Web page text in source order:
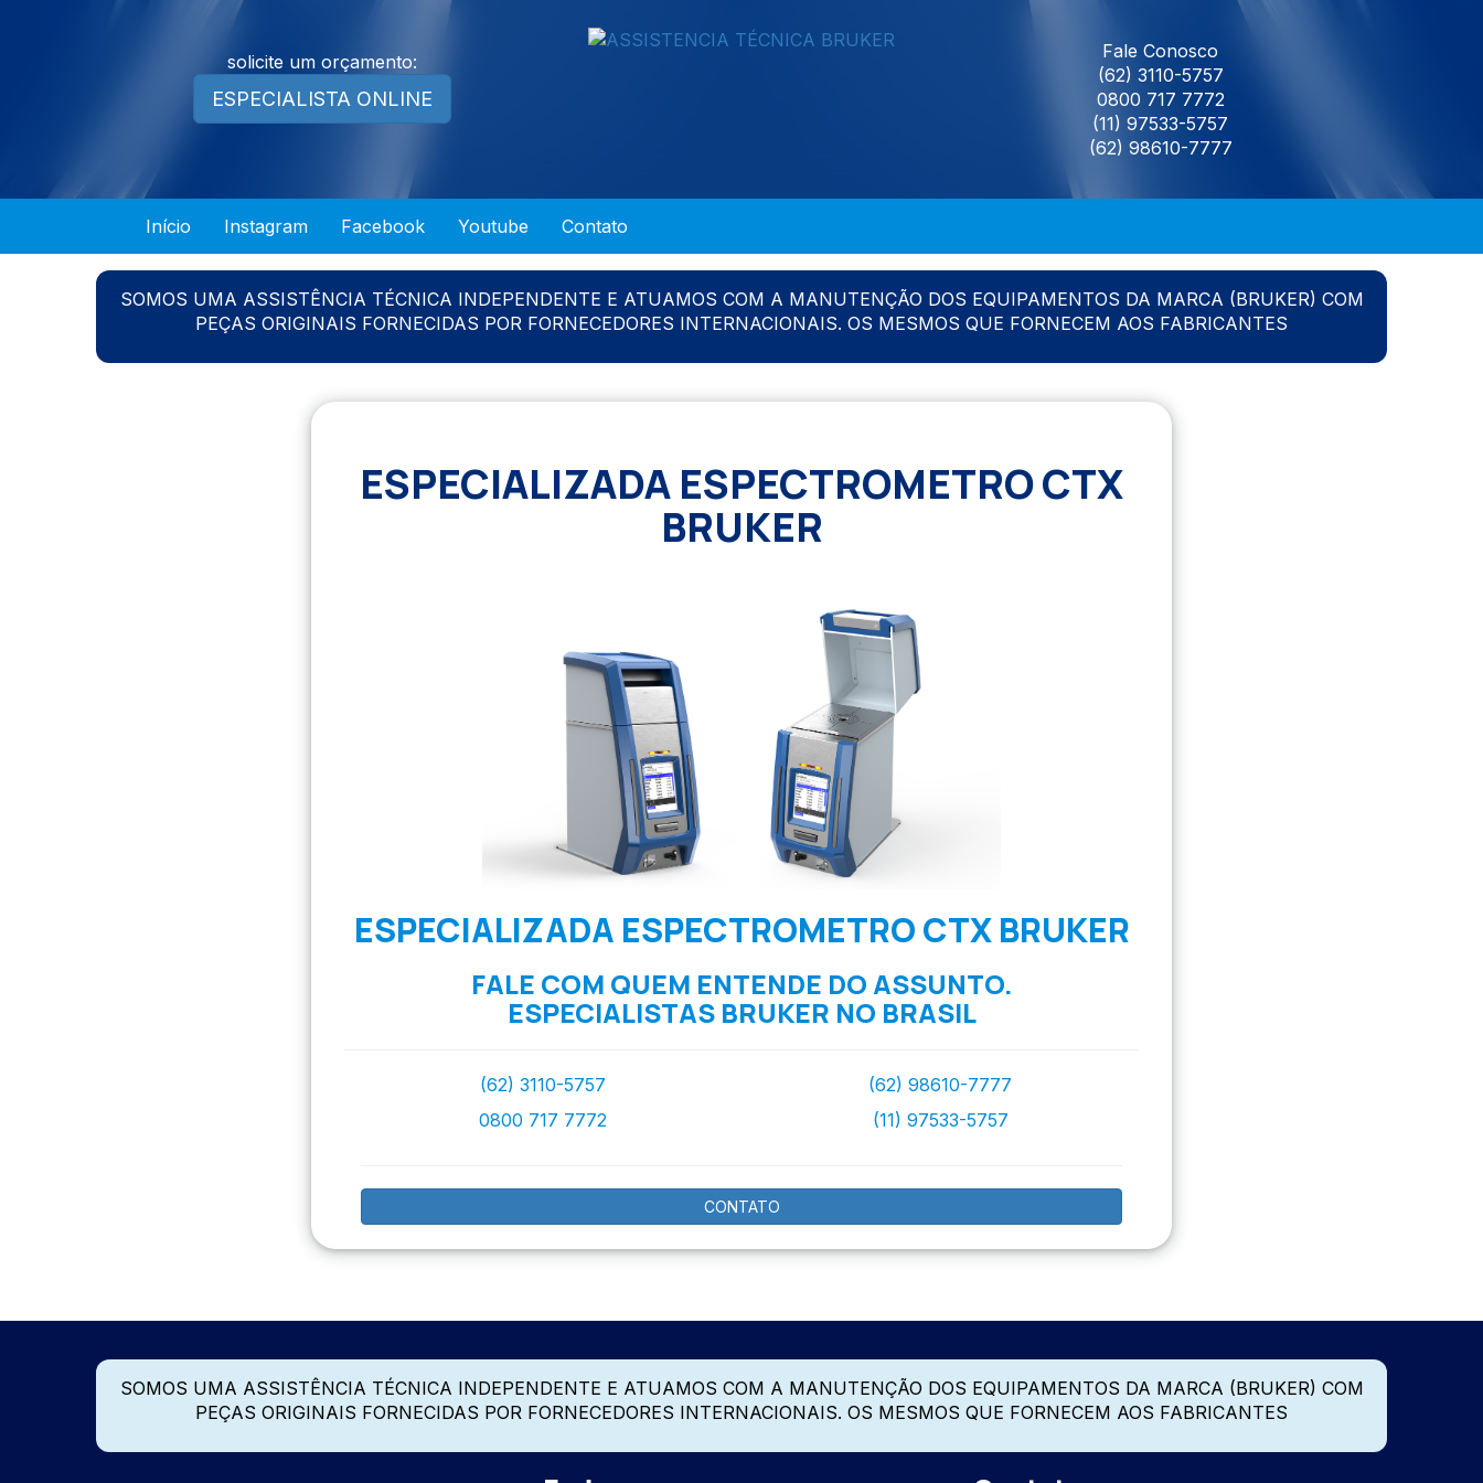
solicite um orçamento:
ESPECIALISTA ONLINE
Fale Conosco
(62) 3110-5757
0800 717 7772
(11) 97533-5757
(62) 98610-7777
Início Instagram Facebook Youtube Contato
SOMOS UMA ASSISTÊNCIA TÉCNICA INDEPENDENTE E ATUAMOS COM A MANUTENÇÃO DOS EQUIPAMENTOS DA MARCA (BRUKER) COM
PEÇAS ORIGINAIS FORNECIDAS POR FORNECEDORES INTERNACIONAIS. OS MESMOS QUE FORNECEM AOS FABRICANTES
ESPECIALIZADA ESPECTROMETRO CTX
BRUKER
ESPECIALIZADA ESPECTROMETRO CTX BRUKER
FALE COM QUEM ENTENDE DO ASSUNTO.
ESPECIALISTAS BRUKER NO BRASIL
(62) 3110-5757
0800 717 7772
(62) 98610-7777
(11) 97533-5757
CONTATO
SOMOS UMA ASSISTÊNCIA TÉCNICA INDEPENDENTE E ATUAMOS COM A MANUTENÇÃO DOS EQUIPAMENTOS DA MARCA (BRUKER) COM
PEÇAS ORIGINAIS FORNECIDAS POR FORNECEDORES INTERNACIONAIS. OS MESMOS QUE FORNECEM AOS FABRICANTES